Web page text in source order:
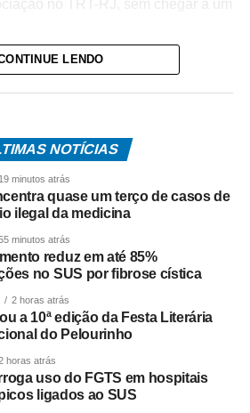
no TRT-RJ, sem chegar a um
mediadas pela Justiça do
4,39%.
Tadeu Alkmim, da Seção
Coletivos (Sedic), pediu que
oferta de reajuste para 5%, o
categorias de rodoviários das
Caxias e Nova Iguaçu, na Baixada
Sindicato dos Rodoviários ajuizou
e de natureza econômica. Na
LENDO
NOTÍCIAS
19 minutos atrás
quase um terço de casos de
ilegal da medicina
minutos atrás
reduz em até 85%
no SUS por fibrose cística
2 horas atrás
a 10ª edição da Festa Literária
do Pelourinho
horas atrás
uso do FGTS em hospitais
ligados ao SUS